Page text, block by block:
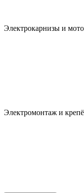
Электрокарнизы и
Электромонтаж и